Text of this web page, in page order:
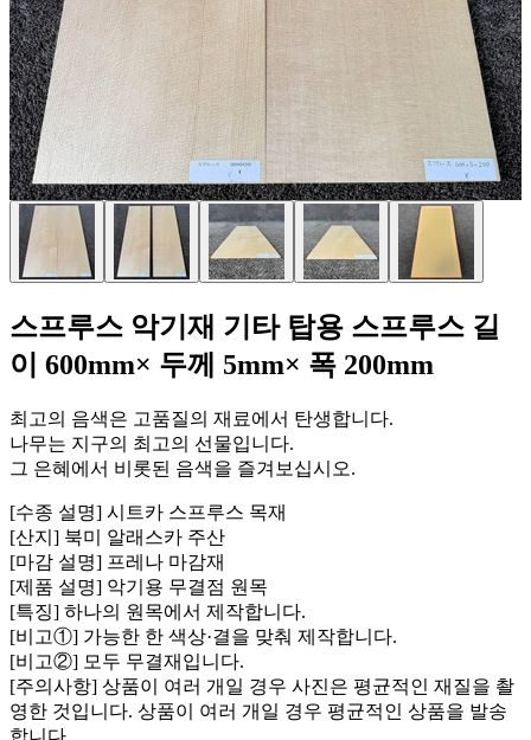
스프루스 악기재 기타 탑용 스프루스 길
이 600mm× 두께 5mm× 폭 200mm
최고의 음색은 고품질의 재료에서 탄생합니다.
나무는 지구의 최고의 선물입니다.
그 은혜에서 비롯된 음색을 즐겨보십시오.
[수종 설명] 시트카 스프루스 목재
[산지] 북미 알래스카 주산
[마감 설명] 프레나 마감재
[제품 설명] 악기용 무결점 원목
[특징] 하나의 원목에서 제작합니다.
[비고①] 가능한 한 색상·결을 맞춰 제작합니다.
[비고②] 모두 무결재입니다.
[주의사항] 상품이 여러 개일 경우 사진은 평균적인 재질을 촬
영한 것입니다. 상품이 여러 개일 경우 평균적인 상품을 발송